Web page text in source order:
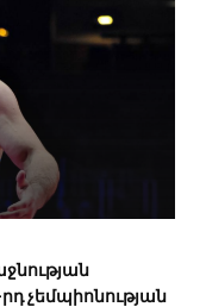
չեմպիոնության